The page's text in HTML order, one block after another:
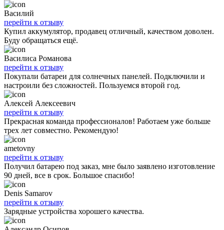
Василий
перейти к отзыву
Купил аккумулятор, продавец отличный, качеством доволен.
Буду обращаться ещё.
Василиса Романова
перейти к отзыву
Покупали батареи для солнечных панелей. Подключили и
настроили без сложностей. Пользуемся второй год.
Алексей Алексеевич
перейти к отзыву
Прекрасная команда профессионалов! Работаем уже больше
трех лет совместно. Рекомендую!
ametovny
перейти к отзыву
Получил батарею под заказ, мне было заявлено изготовление
90 дней, все в срок. Большое спасибо!
Denis Samarov
перейти к отзыву
Зарядные устройства хорошего качества.